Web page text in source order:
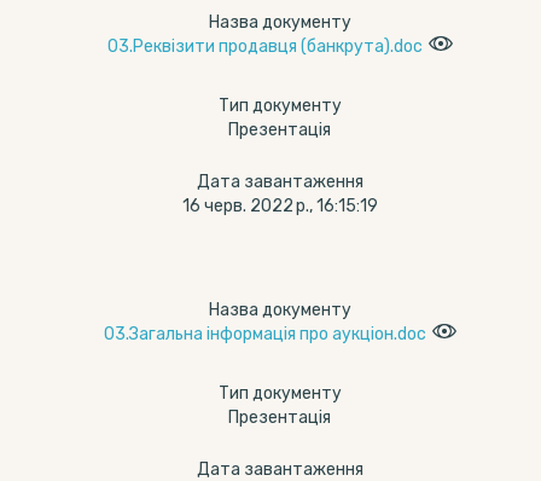
Назва документу
03.Реквізити продавця (банкрута).doc
Тип документу
Презентація
Дата завантаження
16 черв. 2022 р., 16:15:19
Назва документу
03.Загальна інформація про аукціон.doc
Тип документу
Презентація
Дата завантаження